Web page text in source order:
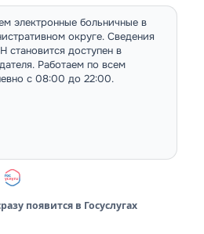
электронные больничные в
округе. Сведения
доступен в
Работаем по всем
с 08:00 до 22:00.
появится в Госуслугах